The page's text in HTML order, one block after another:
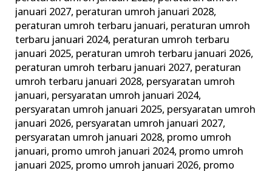
januari 2027, peraturan umroh januari 2028,
peraturan umroh terbaru januari, peraturan umroh
terbaru januari 2024, peraturan umroh terbaru
januari 2025, peraturan umroh terbaru januari 2026,
peraturan umroh terbaru januari 2027, peraturan
umroh terbaru januari 2028, persyaratan umroh
januari, persyaratan umroh januari 2024,
persyaratan umroh januari 2025, persyaratan umroh
januari 2026, persyaratan umroh januari 2027,
persyaratan umroh januari 2028, promo umroh
januari, promo umroh januari 2024, promo umroh
januari 2025, promo umroh januari 2026, promo